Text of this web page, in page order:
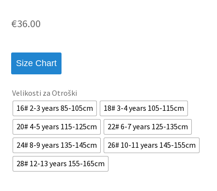
€36.00
Size Chart
Velikosti za Otroški
16# 2-3 years 85-105cm
18# 3-4 years 105-115cm
20# 4-5 years 115-125cm
22# 6-7 years 125-135cm
24# 8-9 years 135-145cm
26# 10-11 years 145-155cm
28# 12-13 years 155-165cm